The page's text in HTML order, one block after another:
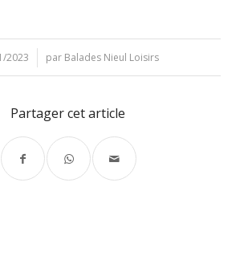
2023 par Balades Nieul Loisirs
Partager cet article